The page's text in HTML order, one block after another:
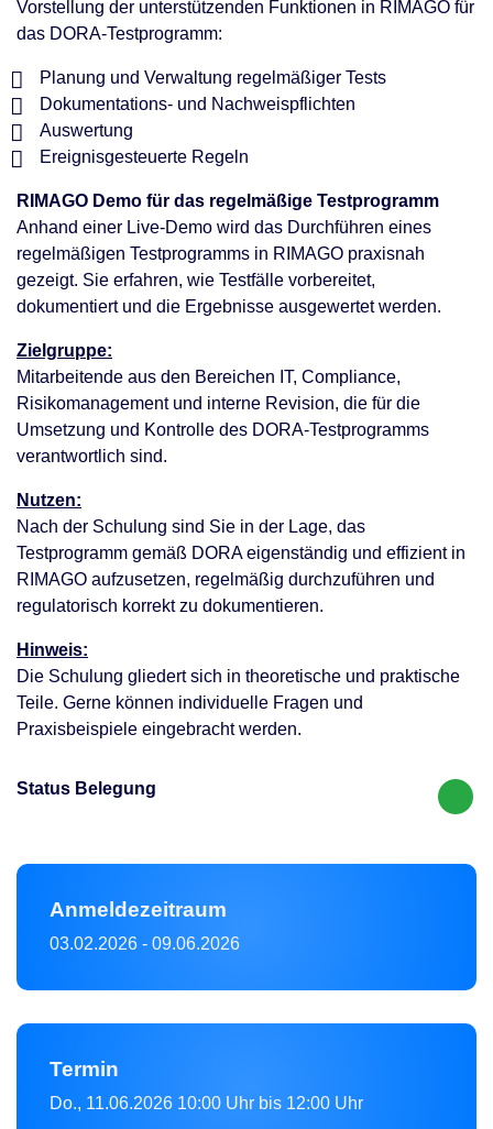
Vorstellung der unterstützenden Funktionen in RIMAGO für
das DORA-Testprogramm:
Planung und Verwaltung regelmäßiger Tests
Dokumentations- und Nachweispflichten
Auswertung
Ereignisgesteuerte Regeln
RIMAGO Demo für das regelmäßige Testprogramm
Anhand einer Live-Demo wird das Durchführen eines
regelmäßigen Testprogramms in RIMAGO praxisnah
gezeigt. Sie erfahren, wie Testfälle vorbereitet,
dokumentiert und die Ergebnisse ausgewertet werden.
Zielgruppe:
Mitarbeitende aus den Bereichen IT, Compliance,
Risikomanagement und interne Revision, die für die
Umsetzung und Kontrolle des DORA-Testprogramms
verantwortlich sind.
Nutzen:
Nach der Schulung sind Sie in der Lage, das
Testprogramm gemäß DORA eigenständig und effizient in
RIMAGO aufzusetzen, regelmäßig durchzuführen und
regulatorisch korrekt zu dokumentieren.
Hinweis:
Die Schulung gliedert sich in theoretische und praktische
Teile. Gerne können individuelle Fragen und
Praxisbeispiele eingebracht werden.
Status Belegung
Anmeldezeitraum
03.02.2026 - 09.06.2026
Termin
Do., 11.06.2026 10:00 Uhr bis 12:00 Uhr